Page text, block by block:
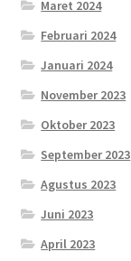
Maret 2024
Februari 2024
Januari 2024
November 2023
Oktober 2023
September 2023
Agustus 2023
Juni 2023
April 2023